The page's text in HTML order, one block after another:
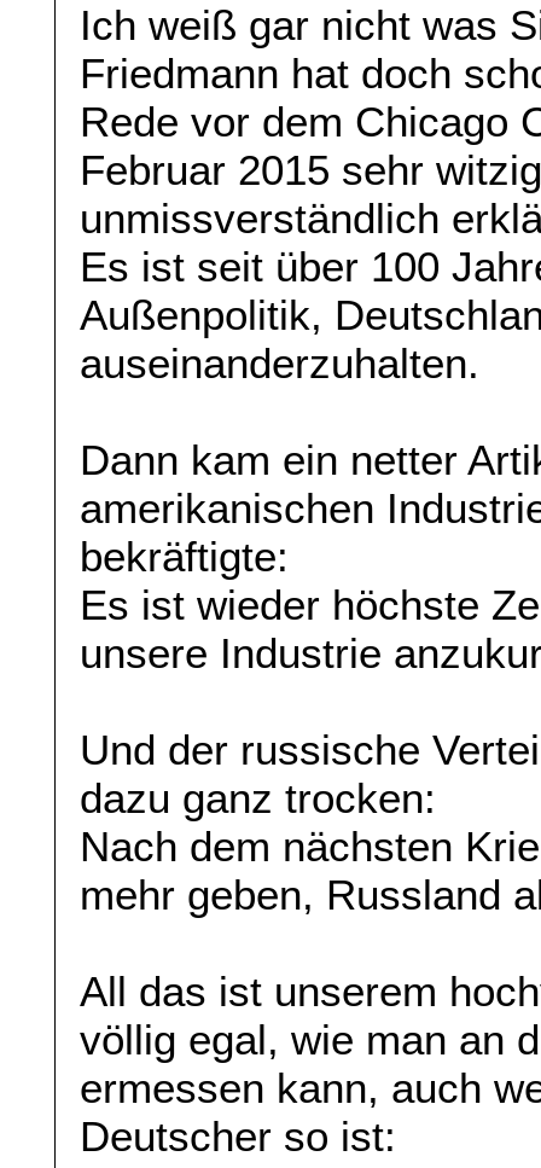
Ich weiß gar nicht was
Friedmann hat doch
Rede vor dem Chicago
Februar 2015 sehr
unmissverständlich
Es ist seit über 100
Außenpolitik,
auseinanderzuhalten.
Dann kam ein netter
amerikanischen
bekräftigte:
Es ist wieder höchste
unsere Industrie
Und der russische
dazu ganz trocken:
Nach dem nächsten
mehr geben, Russland
All das ist unserem
völlig egal, wie man an
ermessen kann, auch
Deutscher so ist: